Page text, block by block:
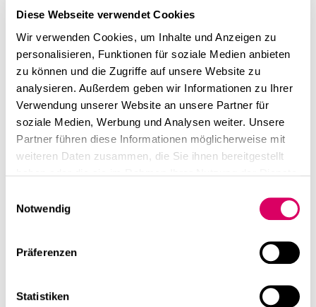
Diese Webseite verwendet Cookies
Wir verwenden Cookies, um Inhalte und Anzeigen zu
personalisieren, Funktionen für soziale Medien anbieten
zu können und die Zugriffe auf unsere Website zu
analysieren. Außerdem geben wir Informationen zu Ihrer
Verwendung unserer Website an unsere Partner für
soziale Medien, Werbung und Analysen weiter. Unsere
Partner führen diese Informationen möglicherweise mit
weiteren Daten zusammen, die Sie ihnen bereitgestellt
Notwendig
Präferenzen
Statistiken